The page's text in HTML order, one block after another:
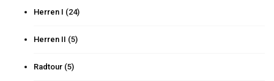
Herren I (24)
Herren II (5)
Radtour (5)